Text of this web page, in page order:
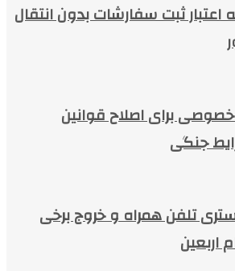
اعتبار ثبت سفارشات بدون انتقال
برای اصلاح قوانین
جنگی
تلفن همراه و خروج برخی
اربعین